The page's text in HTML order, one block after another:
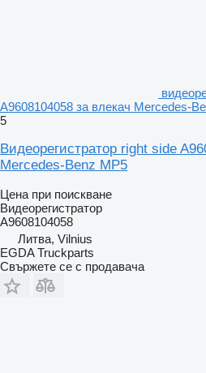
A9608104058 за влекач Mercedes-
5
Видеорегистратор right side
Mercedes-Benz MP5
Цена при поискване
Видеорегистратор
A9608104058
Литва, Vilnius
EGDA Truckparts
Свържете се с продавача